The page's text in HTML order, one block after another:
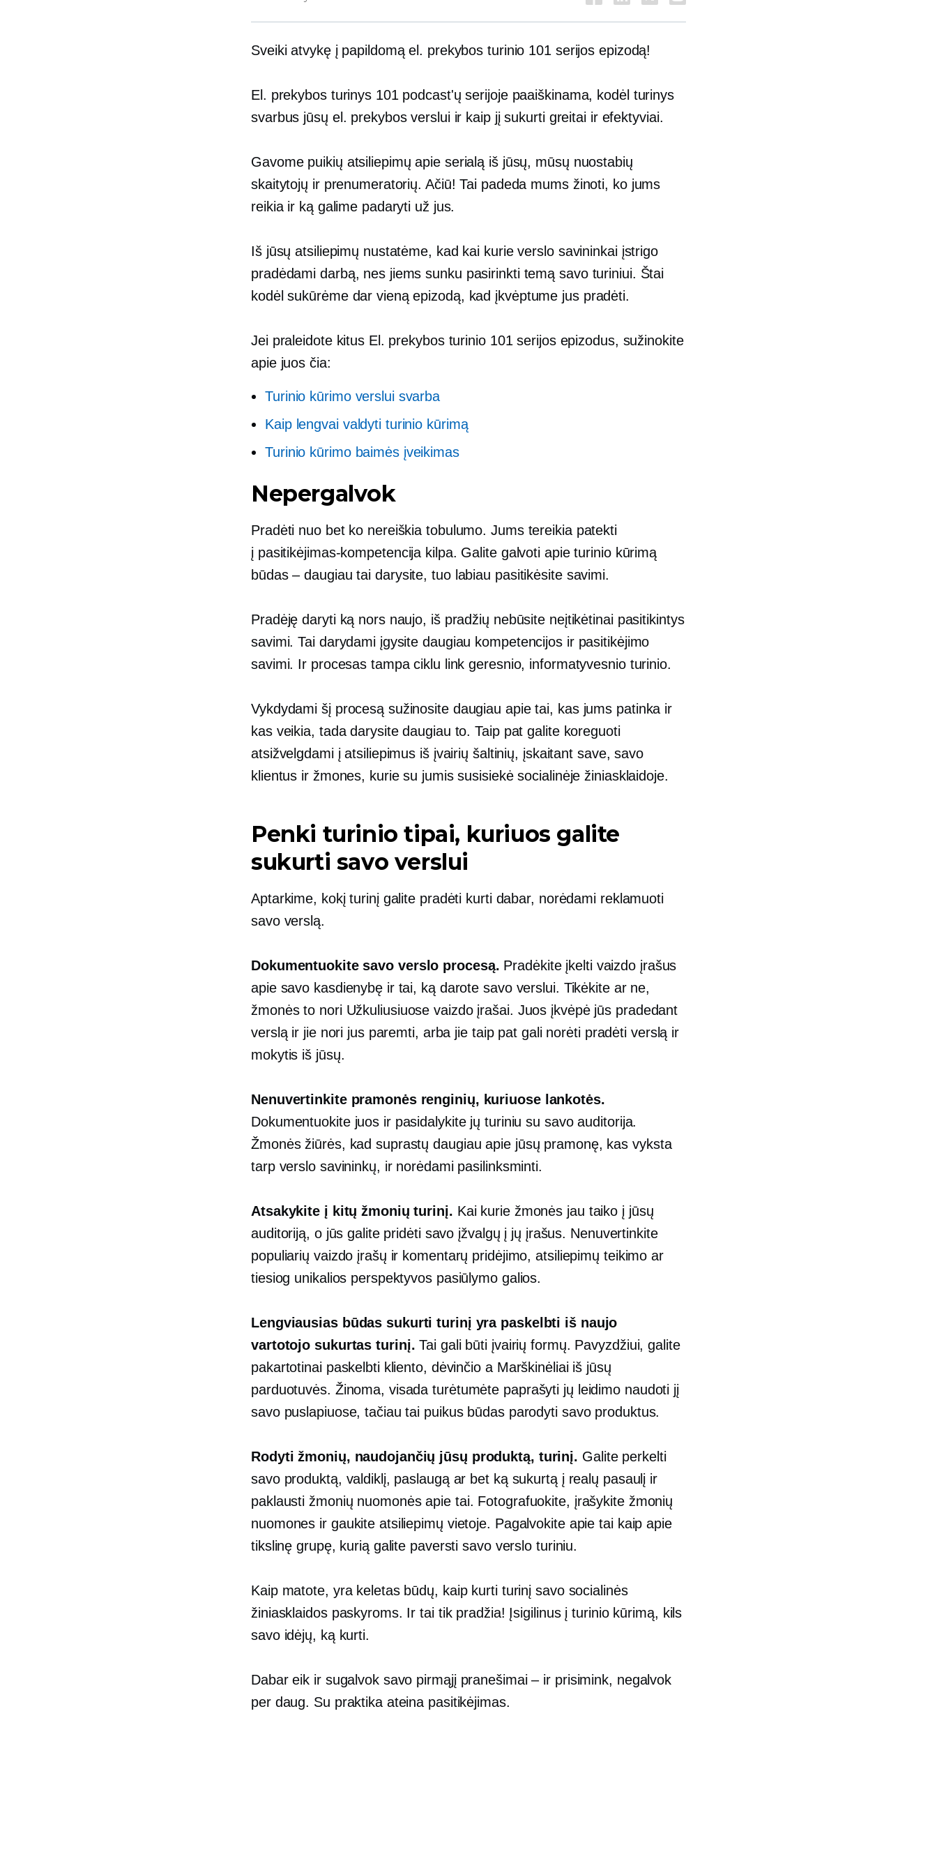
Sveiki atvykę į papildomą el. prekybos turinio 101 serijos epizodą!
El. prekybos turinys 101 podcast'ų serijoje paaiškinama, kodėl turinys
svarbus jūsų el. prekybos verslui ir kaip jį sukurti greitai ir efektyviai.
Gavome puikių atsiliepimų apie serialą iš jūsų, mūsų nuostabių
skaitytojų ir prenumeratorių. Ačiū! Tai padeda mums žinoti, ko jums
reikia ir ką galime padaryti už jus.
Iš jūsų atsiliepimų nustatėme, kad kai kurie verslo savininkai įstrigo
pradėdami darbą, nes jiems sunku pasirinkti temą savo turiniui. Štai
kodėl sukūrėme dar vieną epizodą, kad įkvėptume jus pradėti.
Jei praleidote kitus El. prekybos turinio 101 serijos epizodus, sužinokite
apie juos čia:
Turinio kūrimo verslui svarba
Kaip lengvai valdyti turinio kūrimą
Turinio kūrimo baimės įveikimas
Nepergalvok
Pradėti nuo bet ko nereiškia tobulumo. Jums tereikia patekti
į pasitikėjimas-kompetencija kilpa. Galite galvoti apie turinio kūrimą
būdas –daugiau tai darysite, tuo labiau pasitikėsite savimi.
Pradėję daryti ką nors naujo, iš pradžių nebūsite neįtikėtinai pasitikintys
savimi. Tai darydami įgysite daugiau kompetencijos ir pasitikėjimo
savimi. Ir procesas tampa ciklu link geresnio, informatyvesnio turinio.
Vykdydami šį procesą sužinosite daugiau apie tai, kas jums patinka ir
kas veikia, tada darysite daugiau to. Taip pat galite koreguoti
atsižvelgdami į atsiliepimus iš įvairių šaltinių, įskaitant save, savo
klientus ir žmones, kurie su jumis susisiekė socialinėje žiniasklaidoje.
Penki turinio tipai, kuriuos galite
sukurti savo verslui
Aptarkime, kokį turinį galite pradėti kurti dabar, norėdami reklamuoti
savo verslą.
Dokumentuokite savo verslo procesą. Pradėkite įkelti vaizdo įrašus
apie savo kasdienybę ir tai, ką darote savo verslui. Tikėkite ar ne,
žmonės to nori Užkuliusiuose vaizdo įrašai. Juos įkvėpė jūs pradedant
verslą ir jie nori jus paremti, arba jie taip pat gali norėti pradėti verslą ir
mokytis iš jūsų.
Nenuvertinkite pramonės renginių, kuriuose lankotės.
Dokumentuokite juos ir pasidalykite jų turiniu su savo auditorija.
Žmonės žiūrės, kad suprastų daugiau apie jūsų pramonę, kas vyksta
tarp verslo savininkų, ir norėdami pasilinksminti.
Atsakykite į kitų žmonių turinį. Kai kurie žmonės jau taiko į jūsų
auditoriją, o jūs galite pridėti savo įžvalgų į jų įrašus. Nenuvertinkite
populiarių vaizdo įrašų ir komentarų pridėjimo, atsiliepimų teikimo ar
tiesiog unikalios perspektyvos pasiūlymo galios.
Lengviausias būdas sukurti turinį yra paskelbti iš naujo
vartotojo sukurtas turinį. Tai gali būti įvairių formų. Pavyzdžiui, galite
pakartotinai paskelbti kliento, dėvinčio a Marškinėliaiiš jūsų
parduotuvės. Žinoma, visada turėtumėte paprašyti jų leidimo naudoti jį
savo puslapiuose, tačiau tai puikus būdas parodyti savo produktus.
Rodyti žmonių, naudojančių jūsų produktą, turinį. Galite perkelti
savo produktą, valdiklį, paslaugą ar bet ką sukurtą į realų pasaulį ir
paklausti žmonių nuomonės apie tai. Fotografuokite, įrašykite žmonių
nuomones ir gaukite atsiliepimų vietoje. Pagalvokite apie tai kaip apie
tikslinę grupę, kurią galite paversti savo verslo turiniu.
Kaip matote, yra keletas būdų, kaip kurti turinį savo socialinės
žiniasklaidos paskyroms. Ir tai tik pradžia! Įsigilinus į turinio kūrimą, kils
savo idėjų, ką kurti.
Dabar eik ir sugalvok savo pirmąjį pranešimai – ir prisimink, negalvok
per daug. Su praktika ateina pasitikėjimas.